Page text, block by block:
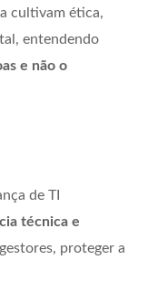
cultivam ética,
entendendo
e não o
de TI
técnica e
proteger a